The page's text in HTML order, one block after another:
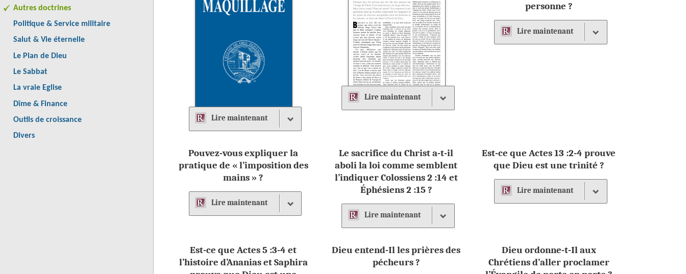
Autres doctrines
Politique & Service militaire
Salut & Vie éternelle
Le Plan de Dieu
Le Sabbat
La vraie Eglise
Dîme & Finance
Outils de croissance
Divers
Liremaintenant
Lire maintenant
personne ?
Lire maintenant
Pouvez-vous expliquer la
pratique de « l’imposition des
mains » ?
Liremaintenant
Le sacrifice du Christ a-t-il
aboli la loi comme semblent
l’indiquer Colossiens 2 :14 et
Éphésiens 2 :15 ?
Lire maintenant
Est-ce que Actes 13 :2-4 prouve
que Dieu est une trinité ?
Lire maintenant
Est-ce que Actes 5 :3-4 et
l’histoire d’Ananias et Saphira
Dieu entend-Il les prières des
pécheurs ?
Dieu ordonne-t-Il aux
Chrétiens d’aller proclamer